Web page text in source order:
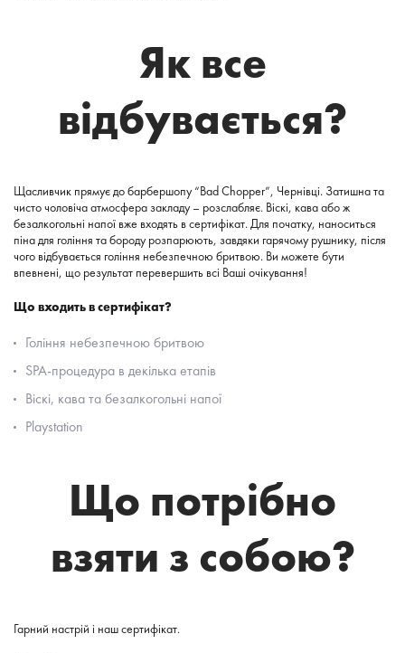
Як все
відбувається?
Щасливчик прямує до барбершопу “Bad Chopper”, Чернівці. Затишна та
чисто чоловіча атмосфера закладу – розслабляє. Віскі, кава або ж
безалкогольні напої вже входять в сертифікат. Для початку, наноситься
піна для гоління та бороду розпарюють, завдяки гарячому рушнику, після
чого відбувається гоління небезпечною бритвою. Ви можете бути
впевнені, що результат перевершить всі Ваші очікування!
Що входить в сертифікат?
Гоління небезпечною бритвою
SPA-процедура в декілька етапів
Віскі, кава та безалкогольні напої
Playstation
Що потрібно
взяти з собою?
Гарний настрій і наш сертифікат.